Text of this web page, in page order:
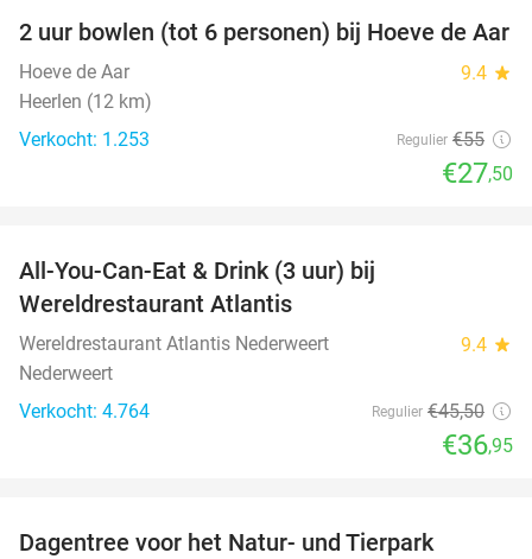
50%
2 uur bowlen (tot 6 personen) bij Hoeve de Aar
Hoeve de Aar 9.4 star
Heerlen (12 km)
Verkocht: 1.253
Regulier €55
€27,50
All-You-Can-Eat & Drink (3 uur) bij
Wereldrestaurant Atlantis
Wereldrestaurant Atlantis Nederweert 9.4 star
Nederweert
Verkocht: 4.764
Regulier €45,50
€36,95
Dagentree voor het Natur- und Tierpark